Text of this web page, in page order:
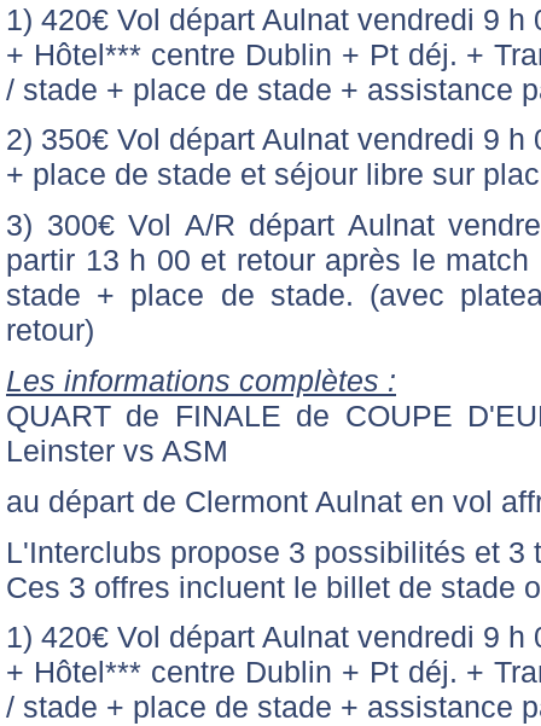
1) 420€ Vol départ Aulnat vendredi 9
+ Hôtel*** centre Dublin + Pt déj. +
/ stade + place de stade + assistance
2) 350€ Vol départ Aulnat vendredi 9 h
+ place de stade et séjour libre sur
3) 300€ Vol A/R départ Aulnat
partir 13 h 00 et retour après le
stade + place de stade. (avec
retour)
Les informations complètes :
QUART de FINALE de COUPE
Leinster vs ASM
au départ de Clermont Aulnat en vol
L'Interclubs propose 3 possibilités et 3
Ces 3 offres incluent le billet de stade
1) 420€ Vol départ Aulnat vendredi 9
+ Hôtel*** centre Dublin + Pt déj. +
/ stade + place de stade + assistance